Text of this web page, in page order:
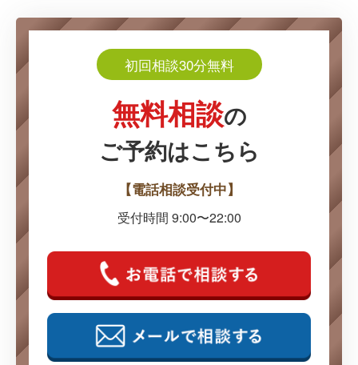
初回相談30分無料
無料相談の
ご予約はこちら
【電話相談受付中】
受付時間 9:00〜22:00